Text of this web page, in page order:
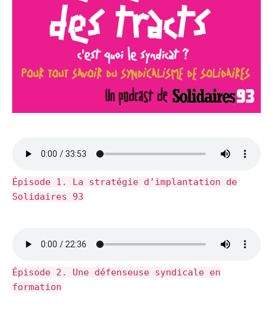
Épisode 1. La stratégie d’implantation de
Solidaires 93
Épisode 2. Une défenseuse syndicale en
formation